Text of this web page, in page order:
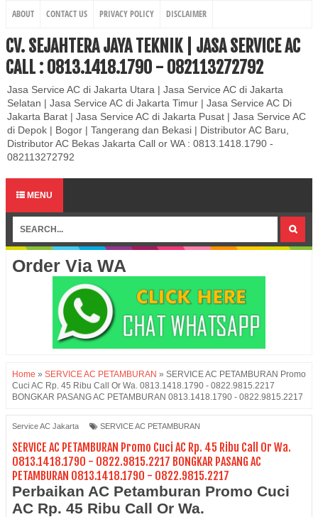
ABOUT CONTACT US PRIVACY POLICY DISCLAIMER
CV. SEJAHTERA JAYA TEKNIK | JASA SERVICE AC
CALL : 0813.1418.1790 - 082113272792
Jasa Service AC di Jakarta Utara | Jasa Service AC di Jakarta
Selatan | Jasa Service AC di Jakarta Timur | Jasa Service AC Di
Jakarta Barat | Jasa Service AC di Jakarta Pusat | Jasa Service AC
di Depok | Bogor | Tangerang dan Bekasi | Distributor AC Baru,
Distributor AC Bekas Jakarta Call or WA : 0813.1418.1790 -
082113272792
MENU
Order Via WA
Home » SERVICE AC PETAMBURAN » SERVICE AC PETAMBURAN Promo
Cuci AC Rp. 45 Ribu Call Or Wa. 0813.1418.1790 - 0822.9815.2217
BONGKAR PASANG AC PETAMBURAN 0813.1418.1790 - 0822.9815.2217
Service AC Jakarta SERVICE AC PETAMBURAN
SERVICE AC PETAMBURAN Promo Cuci AC Rp. 45 Ribu Call Or Wa.
0813.1418.1790 - 0822.9815.2217 BONGKAR PASANG AC
PETAMBURAN 0813.1418.1790 - 0822.9815.2217
Perbaikan AC Petamburan Promo Cuci
AC Rp. 45 Ribu Call Or Wa.